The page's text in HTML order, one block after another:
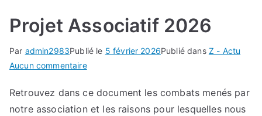
Projet Associatif 2026
Par admin2983Publié le 5 février 2026Publié dans Z - Actu
Aucun commentairesur
Associatif
2026
Retrouvez dans ce document les combats menés par
notre association et les raisons pour lesquelles nous